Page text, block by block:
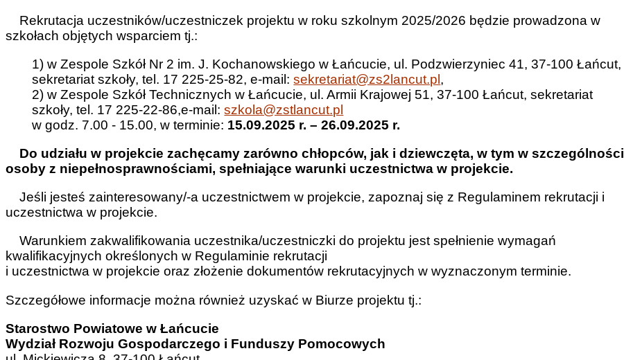
Rekrutacja uczestników/uczestniczek projektu w roku szkolnym 2025/2026 będzie prowadzona w
szkołach objętych wsparciem tj.:
1) w Zespole Szkół Nr 2 im. J. Kochanowskiego w Łańcucie, ul. Podzwierzyniec 41, 37-100 Łańcut,
sekretariat szkoły, tel. 17 225-25-82, e-mail:sekretariat@zs2lancut.pl ,
2) w Zespole Szkół Technicznych w Łańcucie, ul. Armii Krajowej 51, 37-100 Łańcut, sekretariat
szkoły, tel. 17 225-22-86,e-mail:szkola@zstlancut.pl
w godz. 7.00 - 15.00, w terminie: 15.09.2025 r. – 26.09.2025 r.
Do udziału w projekcie zachęcamy zarówno chłopców, jak i dziewczęta, w tym w szczególności
osoby z niepełnosprawnościami, spełniające warunki uczestnictwa w projekcie.
Jeśli jesteś zainteresowany/-a uczestnictwem w projekcie, zapoznaj się z Regulaminem rekrutacji i
uczestnictwa w projekcie.
Warunkiem zakwalifikowania uczestnika/uczestniczki do projektu jest spełnienie wymagań
kwalifikacyjnych określonych w Regulaminie rekrutacji
i uczestnictwa w projekcie oraz złożenie dokumentów rekrutacyjnych w wyznaczonym terminie.
Szczegółowe informacje można również uzyskać w Biurze projektu tj.:
Starostwo Powiatowe w Łańcucie
Wydział Rozwoju Gospodarczego i Funduszy Pomocowych